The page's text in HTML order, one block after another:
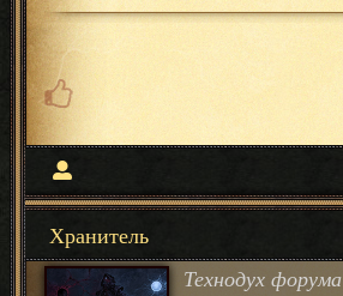
Хранитель
Технодух форума